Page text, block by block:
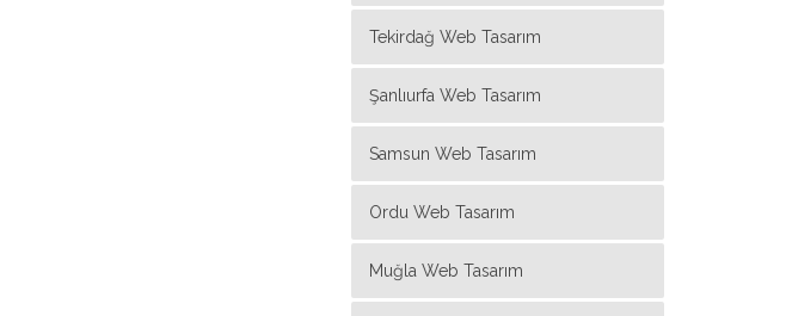
Tekirdağ Web Tasarım
Şanlıurfa Web Tasarım
Samsun Web Tasarım
Ordu Web Tasarım
Muğla Web Tasarım